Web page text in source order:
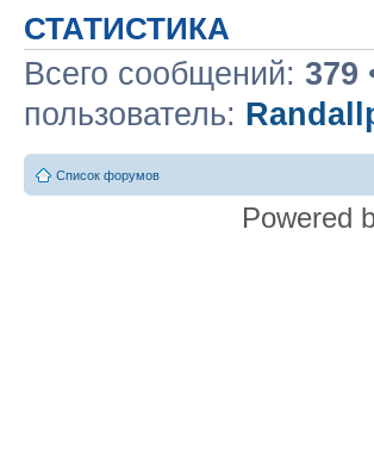
СТАТИСТИКА
Всего сообщений: 379
пользователь:
Список форумов
Powered